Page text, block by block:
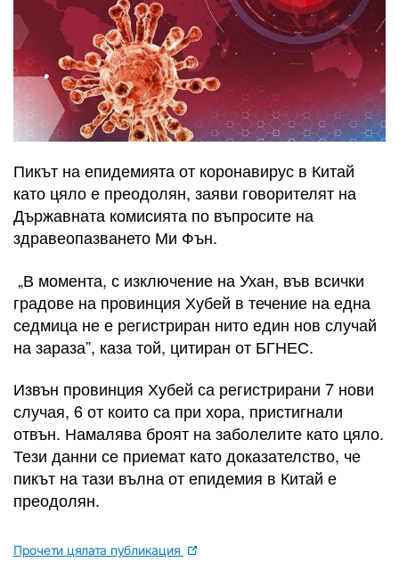
Пикът на епидемията от коронавирус в Китай
като цяло е преодолян, заяви говорителят на
Държавната комисията по въпросите на
здравеопазването Ми Фън.
„В момента, с изключение на Ухан, във всички
градове на провинция Хубей в течение на една
седмица не е регистриран нито един нов случай
на зараза”, каза той, цитиран от БГНЕС.
Извън провинция Хубей са регистрирани 7 нови
случая, 6 от които са при хора, пристигнали
отвън. Намалява броят на заболелите като цяло.
Тези данни се приемат като доказателство, че
пикът на тази вълна от епидемия в Китай е
преодолян.
Прочети цялата публикация